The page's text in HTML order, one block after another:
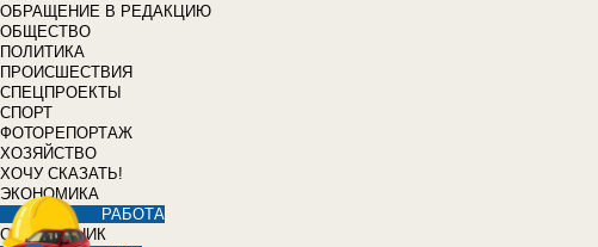
ОБРАЩЕНИЕ В РЕДАКЦИЮ
ОБЩЕСТВО
ПОЛИТИКА
ПРОИСШЕСТВИЯ
СПЕЦПРОЕКТЫ
СПОРТ
ФОТОРЕПОРТАЖ
ХОЗЯЙСТВО
ХОЧУ СКАЗАТЬ!
ЭКОНОМИКА
РАБОТА
СПРАВОЧНИК